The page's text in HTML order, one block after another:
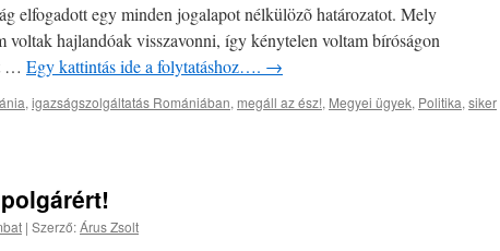
elfogadott egy minden jogalapot nélkülözõ határozatot. Mely
voltak hajlandóak visszavonni, így kénytelen voltam bíróságon
… Egy kattintás ide a folytatáshoz…. →
, igazságszolgáltatás Romániában, megáll az ész!, Megyei ügyek, Politika, siker
| Szerző:Árus Zsolt